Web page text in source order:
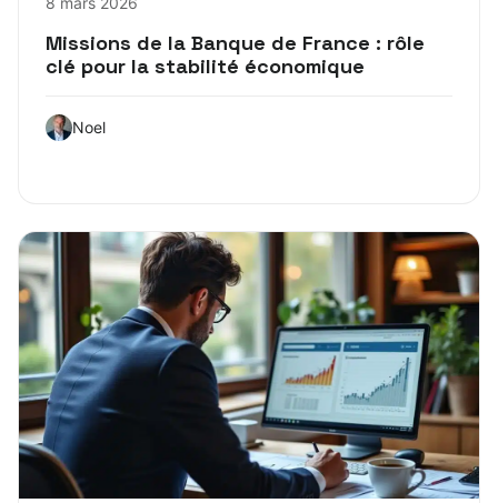
Missions de la Banque de France : rôle
clé pour la stabilité économique
Noel